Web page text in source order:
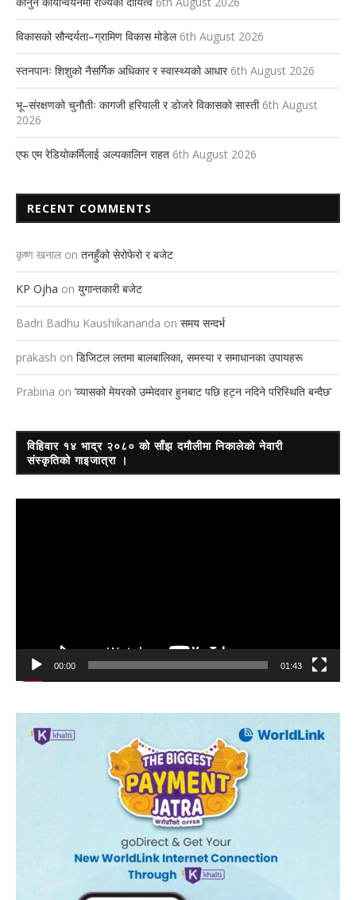
विकासको सौन्दर्यता–ग्रामिण विकास मोडेल 6th August 2026
स्तनपानः शिशुको नैसर्गिक अधिकार र स्वास्थ्यको आधार 6th August 2026
भू–संरक्षणको चुनौतीः कागजी हरियाली र डोजरे विकासको सास्ती 6th August
2026
एफ एम रेडियोकर्मिलाई अल्पकालिन राहत 6th August 2026
RECENT COMMENTS
कृष्ण खनाल on तनहुँको सेरोफेरो र बजेट
KP Ojha on युगान्तकारी बजेट
Badri Badhu Kaushikananda on समय सन्दर्भ
prakash on डिजिटल लतमा बालबालिका, समस्या र समाधानका उपायहरू
Prabina on ‘व्यासको मेयरको उम्मेदवार हुनबाट पछि हट्न नदिने परिस्थिति बन्दैछ’
विहिवार १४ भाद्र २०८० को साँझ दमौलीमा निकालेको नेवारी
संस्कृतिको गाइजात्रा ।
00:00 01:43